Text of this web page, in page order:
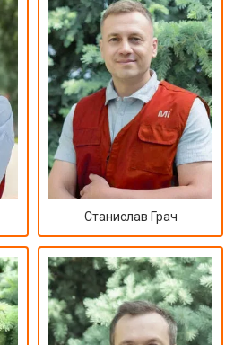
Станислав Грач